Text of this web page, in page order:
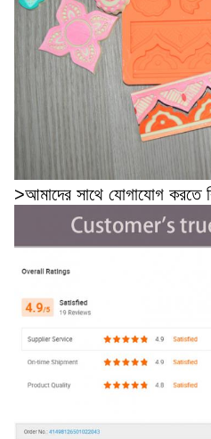
>আমাদের সাথে যোগাযোগ